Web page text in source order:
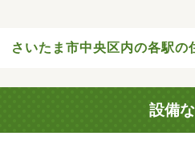
さいたま市中央区内の各駅の
設備